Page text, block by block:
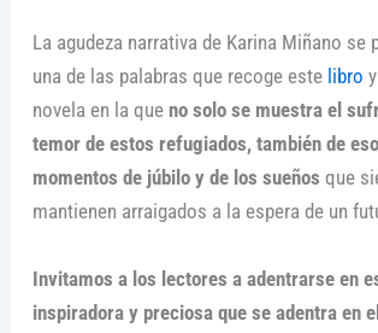
La agudeza narrativa de Karina Miñano se
una de las palabras que recoge este libro
novela en la que no solo se muestra el
temor de estos refugiados, también de
momentos de júbilo y de los sueños que
mantienen arraigados a la espera de un
Invitamos a los lectores a adentrarse en
inspiradora y preciosa que se adentra en